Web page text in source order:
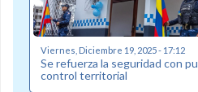
Viernes, Diciembre 19, 2025 - 17:12
Se refuerza la seguridad con
control territorial